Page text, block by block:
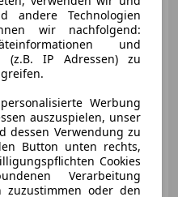
150 kW (204 PS)
andere Technologien
wir nachfolgend:
und
(z.B. IP Adressen) zu
Werbung
auszuspielen, unser
dessen Verwendung zu
Button unten rechts,
Cookies
Verarbeitung
zuzustimmen oder den